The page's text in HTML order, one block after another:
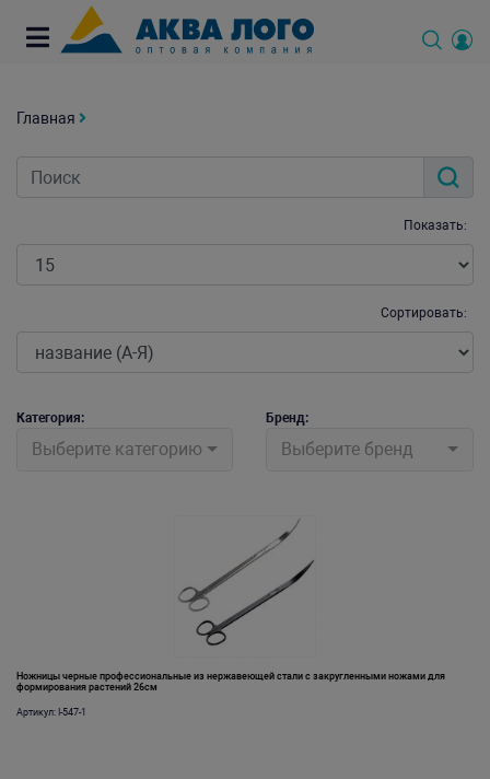
Главная
Показать:
Сортировать:
Категория:
Выберите категорию
Бренд:
Выберите бренд
Ножницы черные профессиональные из нержавеющей стали с закругленными ножами для
формирования растений 26см
Артикул: I-547-1